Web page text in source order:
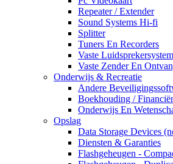
Repeater / Extender
Sound Systems Hi-fi
Splitter
Tuners En Recorders
Vaste
Vaste Zender En
Onderwijs & Recreatie
Andere
Boekhouding /
Onderwijs En
Opslag
Data Storage Devices
Diensten & Garanties
Flashgeheugen -